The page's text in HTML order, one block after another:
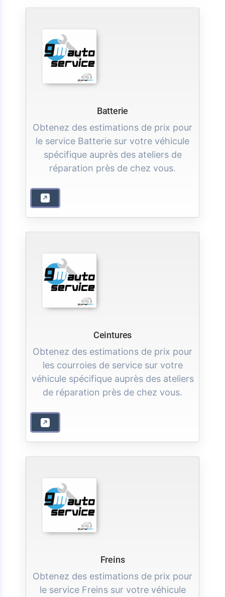
Batterie
Obtenez des estimations de prix pour
le service Batterie sur votre véhicule
spécifique auprès des ateliers de
réparation près de chez vous.
Ceintures
Obtenez des estimations de prix pour
les courroies de service sur votre
véhicule spécifique auprès des ateliers
de réparation près de chez vous.
Freins
Obtenez des estimations de prix pour
le service Freins sur votre véhicule